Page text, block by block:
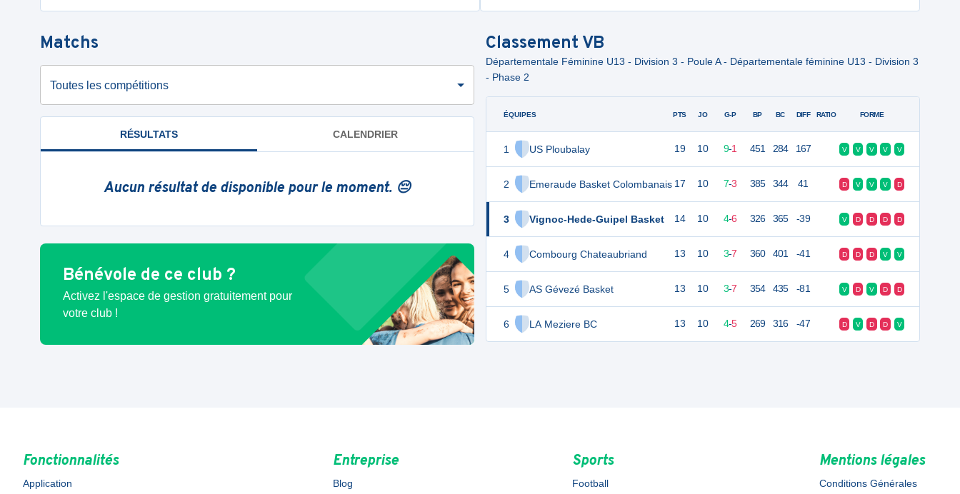
Matchs
Toutes les compétitions
RÉSULTATS CALENDRIER
Aucun résultat de disponible pour le moment. 😔
Bénévole de ce club ?
Activez l'espace de gestion gratuitement pour
votre club !
Classement VB
Départementale Féminine U13 - Division 3 - Poule A - Départementale féminine U13 - Division 3
- Phase 2
ÉQUIPES
1 US Ploubalay
2 Emeraude Basket Colombanais
3 Vignoc-Hede-Guipel Basket
4 Combourg Chateaubriand
5 AS Gévezé Basket
6 LA Meziere BC
PTS JO G-P BP BC DIFF RATIO FORME
19 10 9-1 451 284 167 V V V V V
17 10 7-3 385 344 41 D V V V D
14 10 4-6 326 365 -39 V D D D D
13 10 3-7 360 401 -41 D D D V V
13 10 3-7 354 435 -81 V D V D D
13 10 4-5 269 316 -47 D V D D V
Fonctionnalités
Application
Entreprise
Blog
Sports
Football
Mentions légales
Conditions Générales